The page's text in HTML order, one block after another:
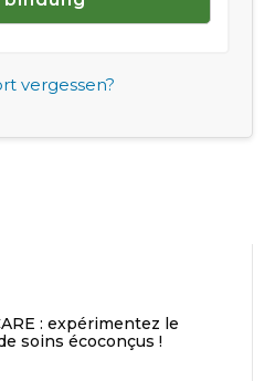
vergessen?
: expérimentez le
soins écoconçus !